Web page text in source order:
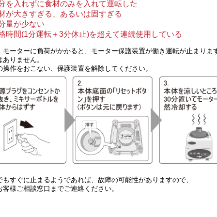
を入れずに食材のみを入れて運転した
が大きすぎる、あるいは固すぎる
量が少ない
時間(1分運転＋3分休止)を超えて連続使用している
モーターに負荷がかかると、モーター保護装置が働き運転が止まりま
ありません。
操作をおこない、保護装置を解除してください。
もすぐに止まるようであれば、故障の可能性がありますので、
客様ご相談窓口までご連絡ください。